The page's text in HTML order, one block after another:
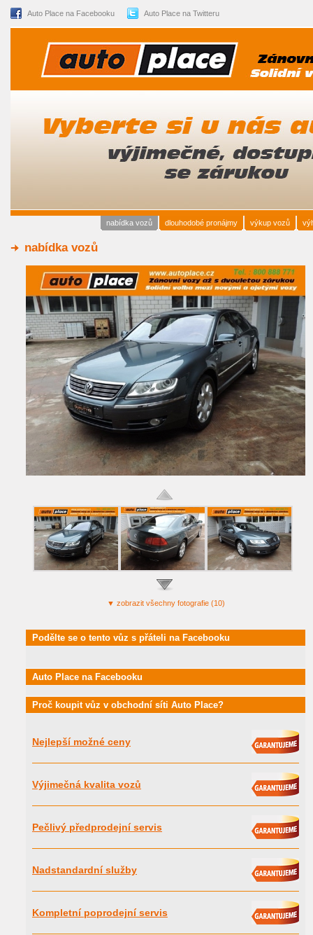
Auto Place na Facebooku Auto Place na Twitteru
výkup vozů
dlouhodobé pronájmy
nabídka vozů
nabídka vozů
▼ zobrazitvšechny fotografie (10)
Podělte se o tento vůz s přáteli na Facebooku
Auto Place na Facebooku
Proč koupit vůz v obchodní síti Auto Place?
Nejlepší možné ceny
Výjimečná kvalita vozů
Pečlivý předprodejní servis
Nadstandardní služby
Kompletní poprodejní servis